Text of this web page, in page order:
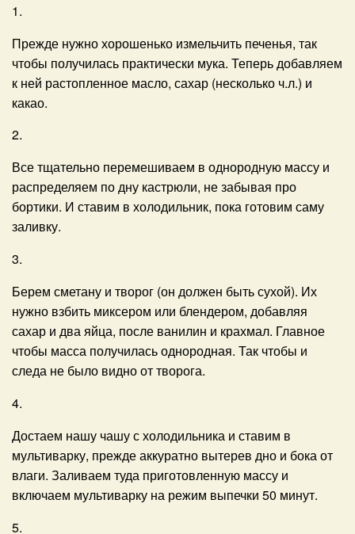
1.
Прежде нужно хорошенько измельчить печенья, так
чтобы получилась практически мука. Теперь добавляем
к ней растопленное масло, сахар (несколько ч.л.) и
какао.
2.
Все тщательно перемешиваем в однородную массу и
распределяем по дну кастрюли, не забывая про
бортики. И ставим в холодильник, пока готовим саму
заливку.
3.
Берем сметану и творог (он должен быть сухой). Их
нужно взбить миксером или блендером, добавляя
сахар и два яйца, после ванилин и крахмал. Главное
чтобы масса получилась однородная. Так чтобы и
следа не было видно от творога.
4.
Достаем нашу чашу с холодильника и ставим в
мультиварку, прежде аккуратно вытерев дно и бока от
влаги. Заливаем туда приготовленную массу и
включаем мультиварку на режим выпечки 50 минут.
5.